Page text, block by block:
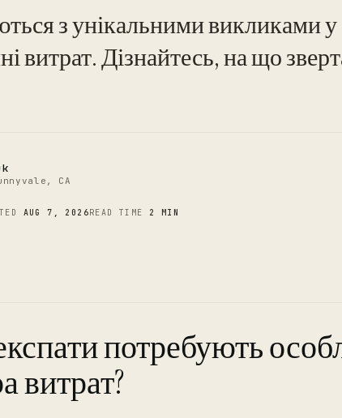
з унікальними викликами у
витрат. Дізнайтесь, на що
CA
AUG 7, 2026READ TIME 2 MIN
потребують
витрат?